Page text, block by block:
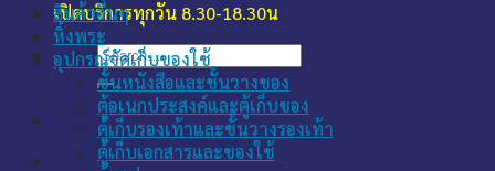
เปิดบริการทุกวัน 8.30-18.30น
Search
for:
สินค้าอื่นๆ
หิ้งพระ
อุปกรณ์จัดเก็บของใช้
ชั้นหนังสือและชั้นวางของ
ตู้อเนกประสงค์และตู้เก็บของ
ตู้เก็บรองเท้าและชั้นวางรองเท้า
ตู้เก็บเอกสารและของใช้